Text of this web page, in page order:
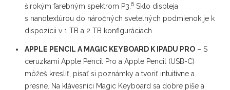
širokým farebným spektrom P3. 6 Sklo displeja
s nanotextúrou do náročných svetelných podmienok je k
dispozícii v 1 TB a 2 TB konfiguráciách.
APPLE PENCIL A MAGIC KEYBOARD K IPADU PRO – S
ceruzkami Apple Pencil Pro a Apple Pencil (USB-C)
môžeš kresliť, písať si poznámky a tvoriť intuitívne a
presne. Na klávesnici Magic Keyboard sa dobre píše a